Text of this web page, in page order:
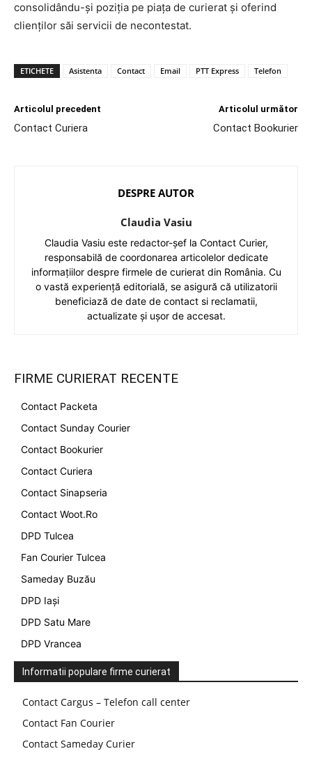
consolidându-și poziția pe piața de curierat și oferind
clienților săi servicii de necontestat.
ETICHETE Asistenta Contact Email PTT Express Telefon
Articolul precedent
Contact Curiera
Articolul următor
Contact Bookurier
DESPRE AUTOR
Claudia Vasiu
Claudia Vasiu este redactor-șef la Contact Curier,
responsabilă de coordonarea articolelor dedicate
informațiilor despre firmele de curierat din România. Cu
o vastă experiență editorială, se asigură că utilizatorii
beneficiază de date de contact si reclamatii,
actualizate și ușor de accesat.
FIRME CURIERAT RECENTE
Contact Packeta
Contact Sunday Courier
Contact Bookurier
Contact Curiera
Contact Sinapseria
Contact Woot.Ro
DPD Tulcea
Fan Courier Tulcea
Sameday Buzău
DPD Iași
DPD Satu Mare
DPD Vrancea
Informatii populare firme curierat
Contact Cargus – Telefon call center
Contact Fan Courier
Contact Sameday Curier